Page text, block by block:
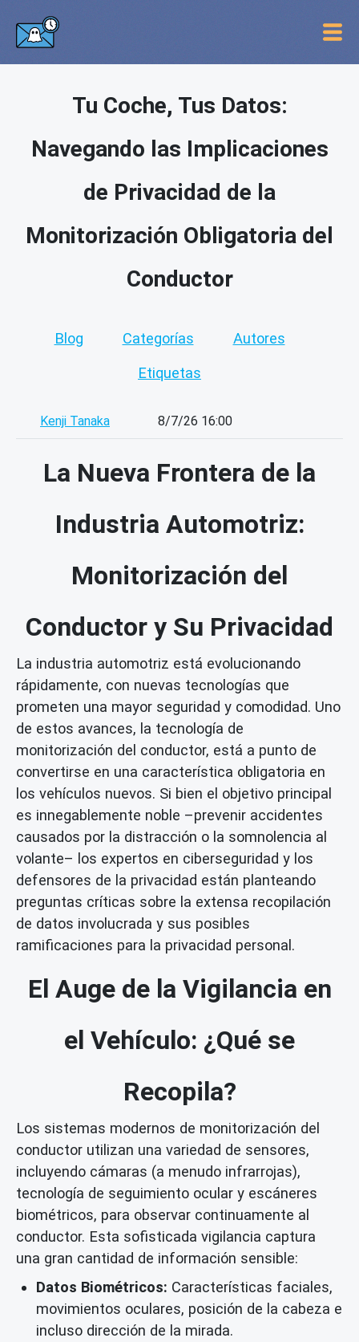
Tu Coche, Tus Datos:
Navegando las Implicaciones
de Privacidad de la
Monitorización Obligatoria del
Conductor
Blog Categorías Autores
Etiquetas
Kenji Tanaka 8/7/26 16:00
La Nueva Frontera de la
Industria Automotriz:
Monitorización del
Conductor y Su Privacidad
La industria automotriz está evolucionando
rápidamente, con nuevas tecnologías que
prometen una mayor seguridad y comodidad. Uno
de estos avances, la tecnología de
monitorización del conductor, está a punto de
convertirse en una característica obligatoria en
los vehículos nuevos. Si bien el objetivo principal
es innegablemente noble –prevenir accidentes
causados por la distracción o la somnolencia al
volante– los expertos en ciberseguridad y los
defensores de la privacidad están planteando
preguntas críticas sobre la extensa recopilación
de datos involucrada y sus posibles
ramificaciones para la privacidad personal.
El Auge de la Vigilancia en
el Vehículo: ¿Qué se
Recopila?
Los sistemas modernos de monitorización del
conductor utilizan una variedad de sensores,
incluyendo cámaras (a menudo infrarrojas),
tecnología de seguimiento ocular y escáneres
biométricos, para observar continuamente al
conductor. Esta sofisticada vigilancia captura
una gran cantidad de información sensible:
Datos Biométricos: Características faciales,
movimientos oculares, posición de la cabeza e
incluso dirección de la mirada.